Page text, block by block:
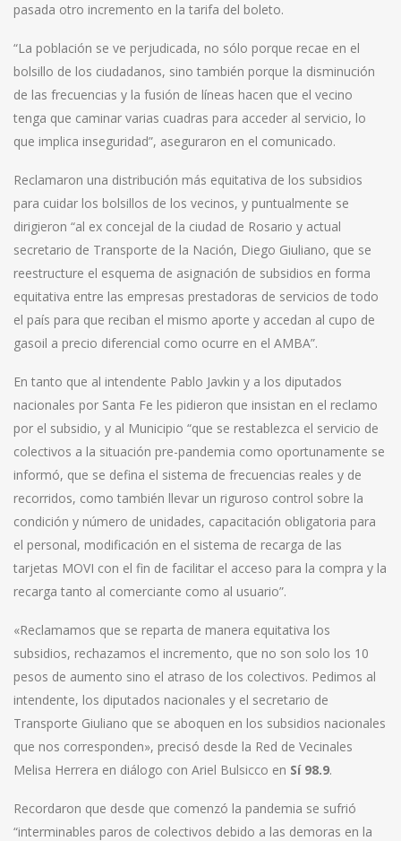
pasada otro incremento en la tarifa del boleto.
“La población se ve perjudicada, no sólo porque recae en el
bolsillo de los ciudadanos, sino también porque la disminución
de las frecuencias y la fusión de líneas hacen que el vecino
tenga que caminar varias cuadras para acceder al servicio, lo
que implica inseguridad”, aseguraron en el comunicado.
Reclamaron una distribución más equitativa de los subsidios
para cuidar los bolsillos de los vecinos, y puntualmente se
dirigieron “al ex concejal de la ciudad de Rosario y actual
secretario de Transporte de la Nación, Diego Giuliano, que se
reestructure el esquema de asignación de subsidios en forma
equitativa entre las empresas prestadoras de servicios de todo
el país para que reciban el mismo aporte y accedan al cupo de
gasoil a precio diferencial como ocurre en el AMBA”.
En tanto que al intendente Pablo Javkin y a los diputados
nacionales por Santa Fe les pidieron que insistan en el reclamo
por el subsidio, y al Municipio “que se restablezca el servicio de
colectivos a la situación pre-pandemia como oportunamente se
informó, que se defina el sistema de frecuencias reales y de
recorridos, como también llevar un riguroso control sobre la
condición y número de unidades, capacitación obligatoria para
el personal, modificación en el sistema de recarga de las
tarjetas MOVI con el fin de facilitar el acceso para la compra y la
recarga tanto al comerciante como al usuario”.
«Reclamamos que se reparta de manera equitativa los
subsidios, rechazamos el incremento, que no son solo los 10
pesos de aumento sino el atraso de los colectivos. Pedimos al
intendente, los diputados nacionales y el secretario de
Transporte Giuliano que se aboquen en los subsidios nacionales
que nos corresponden», precisó desde la Red de Vecinales
Melisa Herrera en diálogo con Ariel Bulsicco en Sí 98.9.
Recordaron que desde que comenzó la pandemia se sufrió
“interminables paros de colectivos debido a las demoras en la